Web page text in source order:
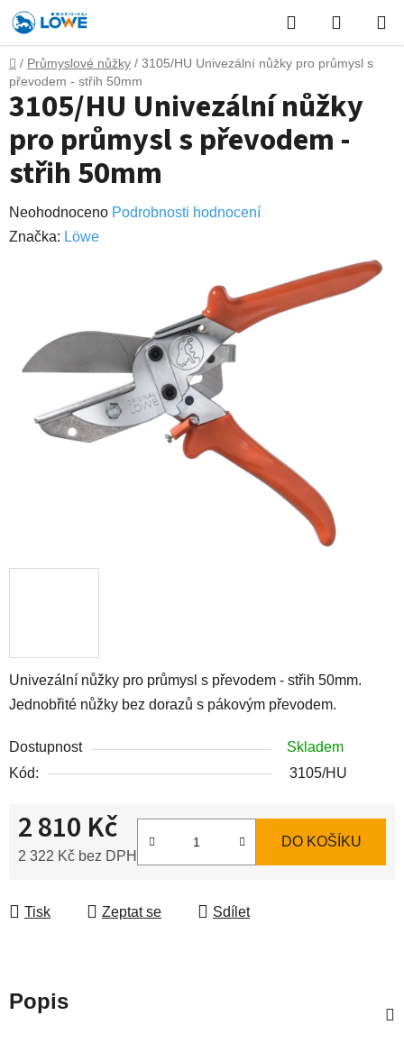
Přejít
na
obsah
Hledat
KOŠÍK
Domů
/ Průmyslové nůžky / 3105/HU Univezální nůžky pro průmysl s
převodem - střih 50mm
Univezální nůžky pro průmysl s převodem - střih 50mm.
Jednobřité nůžky bez dorazů s pákovým převodem.
Dostupnost
Skladem
Kód:
3105/HU
2 810 Kč
2 322 Kč bez DPH
DO KOŠÍKU
Tisk Zeptat se Sdílet
3105/HU Univezální nůžky
pro průmysl s převodem -
střih 50mm
Průměrné
hodnocení
Neohodnoceno Podrobnosti hodnocení
Značka: Lӧwe
Popis